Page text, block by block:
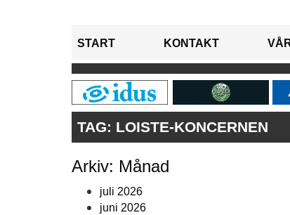
START KONTAKT
TAG: LOISTE-KONCERNEN
Arkiv: Månad
juli 2026
juni 2026